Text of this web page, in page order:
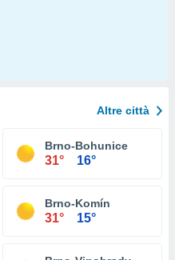
Altre città
Brno-Bohunice
31° 16°
Brno-Komín
31° 15°